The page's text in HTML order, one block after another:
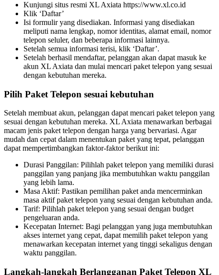
Kunjungi situs resmi XL Axiata https://www.xl.co.id
Klik ‘Daftar’
Isi formulir yang disediakan. Informasi yang disediakan
meliputi nama lengkap, nomor identitas, alamat email, nomor
telepon seluler, dan beberapa informasi lainnya.
Setelah semua informasi terisi, klik ‘Daftar’.
Setelah berhasil mendaftar, pelanggan akan dapat masuk ke
akun XL Axiata dan mulai mencari paket telepon yang sesuai
dengan kebutuhan mereka.
Pilih Paket Telepon sesuai kebutuhan
Setelah membuat akun, pelanggan dapat mencari paket telepon yang
sesuai dengan kebutuhan mereka. XL Axiata menawarkan berbagai
macam jenis paket telepon dengan harga yang bervariasi. Agar
mudah dan cepat dalam menentukan paket yang tepat, pelanggan
dapat mempertimbangkan faktor-faktor berikut ini:
Durasi Panggilan: Pilihlah paket telepon yang memiliki durasi
panggilan yang panjang jika membutuhkan waktu panggilan
yang lebih lama.
Masa Aktif: Pastikan pemilihan paket anda mencerminkan
masa aktif paket telepon yang sesuai dengan kebutuhan anda.
Tarif: Pilihlah paket telepon yang sesuai dengan budget
pengeluaran anda.
Kecepatan Internet: Bagi pelanggan yang juga membutuhkan
akses internet yang cepat, dapat memilih paket telepon yang
menawarkan kecepatan internet yang tinggi sekaligus dengan
waktu panggilan.
Langkah-langkah Berlangganan Paket Telepon XL